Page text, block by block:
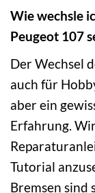
Wie wechsle
Peugeot 107
Der Wechsel
auch für
aber ein
Erfahrung.
Tutorial
Bremsen